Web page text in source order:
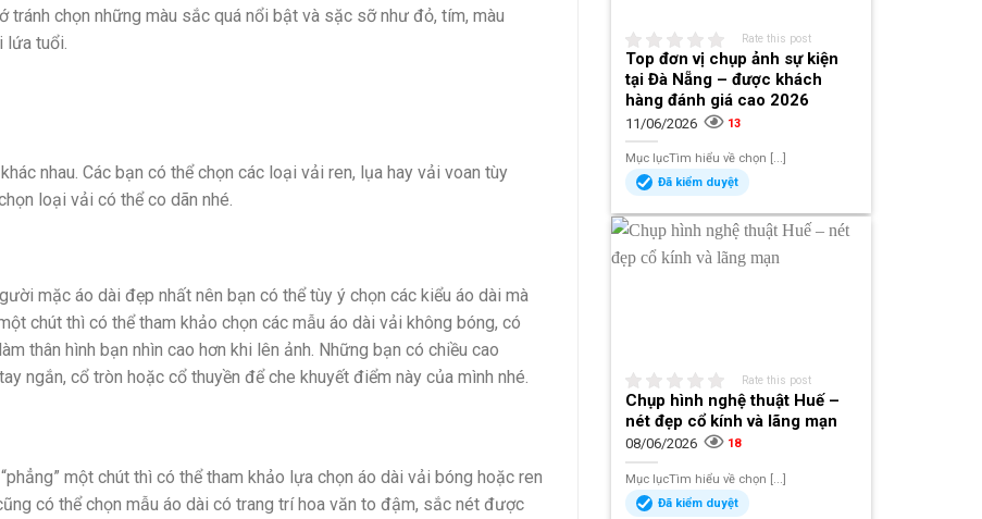
tránh chọn những màu sắc quá nổi bật và sặc sỡ như đỏ, tím, màu
lứa tuổi.
nhau. Các bạn có thể chọn các loại vải ren, lụa hay vải voan tùy
loại vải có thể co dãn nhé.
mặc áo dài đẹp nhất nên bạn có thể tùy ý chọn các kiểu áo dài mà
chút thì có thể tham khảo chọn các mẫu áo dài vải không bóng, có
thân hình bạn nhìn cao hơn khi lên ảnh. Những bạn có chiều cao
ngắn, cổ tròn hoặc cổ thuyền để che khuyết điểm này của mình nhé.
một chút thì có thể tham khảo lựa chọn áo dài vải bóng hoặc ren
có thể chọn mẫu áo dài có trang trí hoa văn to đậm, sắc nét được
Rate this post
Top đơn vị chụp ảnh sự kiện
tại Đà Nẵng – được khách
hàng đánh giá cao 2026
11/06/2026 13
Mục lụcTìm hiểu về chọn [...]
Đã kiểm duyệt
Rate this post
Chụp hình nghệ thuật Huế –
nét đẹp cổ kính và lãng mạn
08/06/2026 18
Mục lụcTìm hiểu về chọn [...]
Đã kiểm duyệt